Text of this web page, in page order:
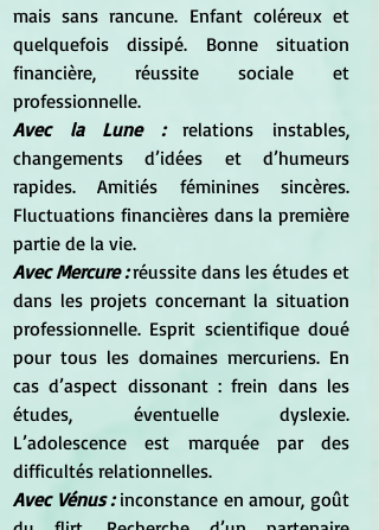
mais sans rancune. Enfant coléreux et
quelquefois dissipé. Bonne situation
financière, réussite sociale et
professionnelle.
Avec la Lune : relations instables,
changements d’idées et d’humeurs
rapides. Amitiés féminines sincères.
Fluctuations financières dans la première
partie de la vie.
Avec Mercure : réussite dans les études et
dans les projets concernant la situation
professionnelle. Esprit scientifique doué
pour tous les domaines mercuriens. En
cas d’aspect dissonant : frein dans les
études, éventuelle dyslexie.
L’adolescence est marquée par des
difficultés relationnelles.
Avec Vénus : inconstance en amour, goût